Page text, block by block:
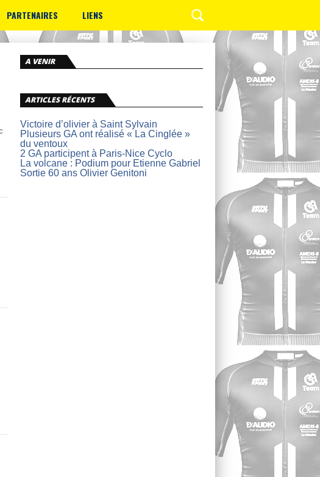
PARTENAIRES LIENS
A VENIR
ARTICLES RÉCENTS
Victoire d’olivier à Saint Sylvain
Plusieurs GA ont réalisé « La Cinglée »
du ventoux
2 GA participent à Paris-Nice Cyclo
La volcane : Podium pour Etienne Gabriel
Sortie 60 ans Olivier Genitoni